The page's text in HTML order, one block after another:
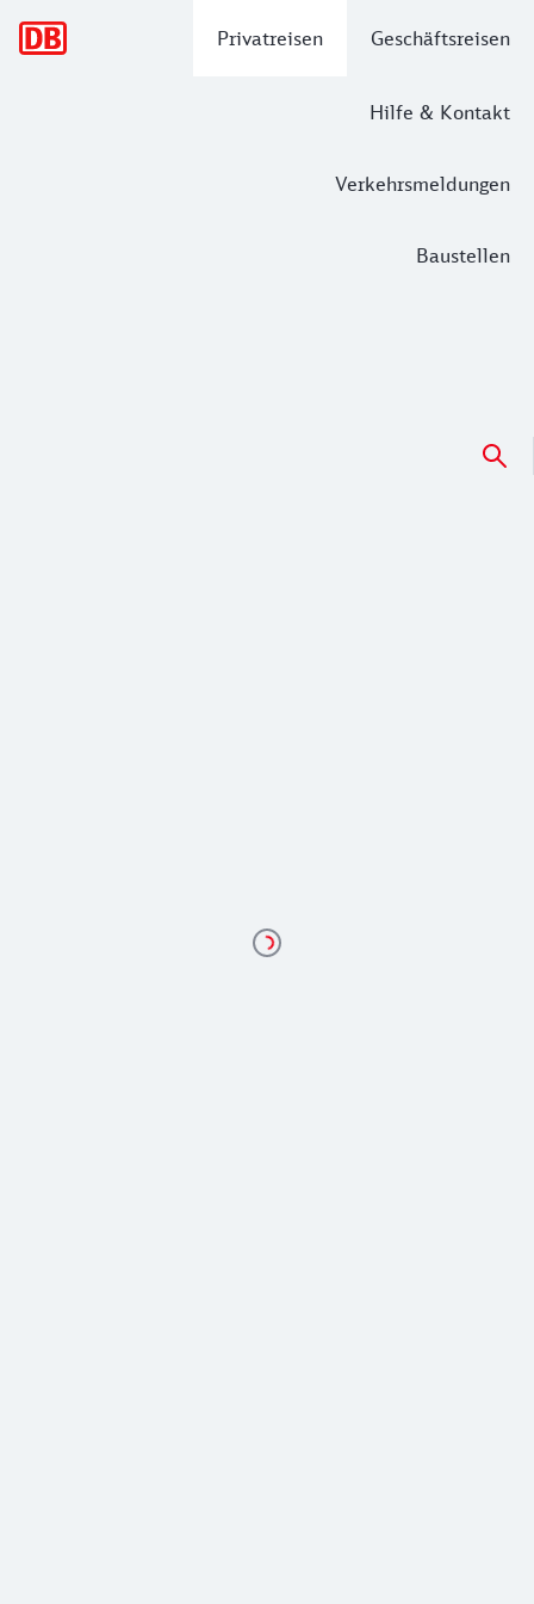
Privatreisen Geschäftsreisen
Hilfe & Kontakt
Verkehrsmeldungen
Baustellen